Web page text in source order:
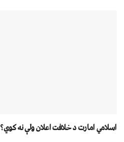
اسلامي امارت د خلافت اعلان ولې نه کوي؟